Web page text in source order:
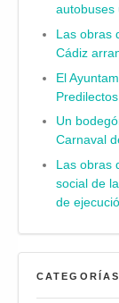
autobuses
Las obras
Cádiz
El
Un
Carnaval
Las obras
social de
de
CATEGORÍAS